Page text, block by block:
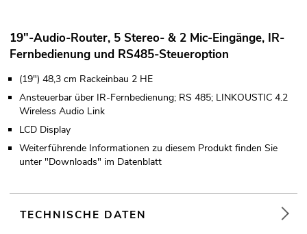
19"-Audio-Router, 5 Stereo- & 2 Mic-Eingänge, IR-
Fernbedienung und RS485-Steueroption
(19") 48,3 cm Rackeinbau 2 HE
Ansteuerbar über IR-Fernbedienung; RS 485; LINKOUSTIC 4.2
Wireless Audio Link
LCD Display
Weiterführende Informationen zu diesem Produkt finden Sie
unter "Downloads" im Datenblatt
TECHNISCHE DATEN